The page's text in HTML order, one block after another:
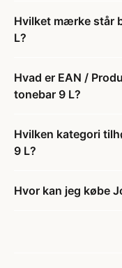
Hvilket mærke står
L?
Hvad er EAN /
tonebar 9 L?
Hvilken kategori
9 L?
Hvor kan jeg købe